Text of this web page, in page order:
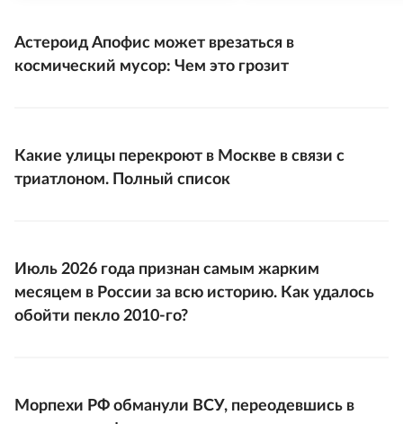
Астероид Апофис может врезаться в
космический мусор: Чем это грозит
Какие улицы перекроют в Москве в связи с
триатлоном. Полный список
Июль 2026 года признан самым жарким
месяцем в России за всю историю. Как удалось
обойти пекло 2010-го?
Морпехи РФ обманули ВСУ, переодевшись в